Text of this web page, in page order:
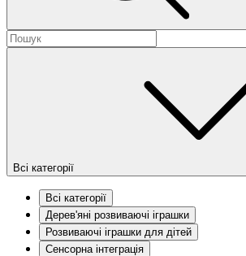
Всі категорії
Всі категорії
Дерев'яні розвиваючі іграшки
Розвиваючі іграшки для дітей
Сенсорна інтеграція